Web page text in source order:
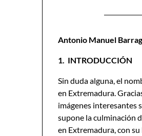
Antonio Manuel
1. INTRODUCCIÓN
Sin duda alguna, el
en Extremadura.
imágenes interesantes
supone la culminación
en Extremadura, con